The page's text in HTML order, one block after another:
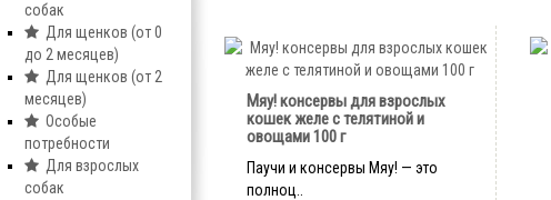
собак
Для щенков (от 0
до 2 месяцев)
Для щенков (от 2
месяцев)
Особые
потребности
Для взрослых
собак
Мяу! консервы для взрослых
кошек желе с телятиной и
овощами 100 г
Паучи и консервы Мяу! — это
полноц..